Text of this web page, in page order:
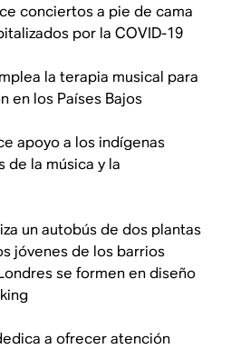
conciertos a pie de cama
por la COVID-19
la terapia musical para
en los Países Bajos
apoyo a los indígenas
de la música y la
un autobús de dos plantas
jóvenes de los barrios
se formen en diseño
a ofrecer atención